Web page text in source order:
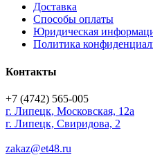
Доставка
Способы оплаты
Юридическая
Политика
Контакты
+7 (4742) 565-005
г. Липецк, Московская, 12а
г. Липецк, Свиридова, 2
zakaz@et48.ru